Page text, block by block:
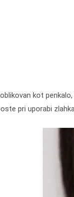
kot
pri uporabi